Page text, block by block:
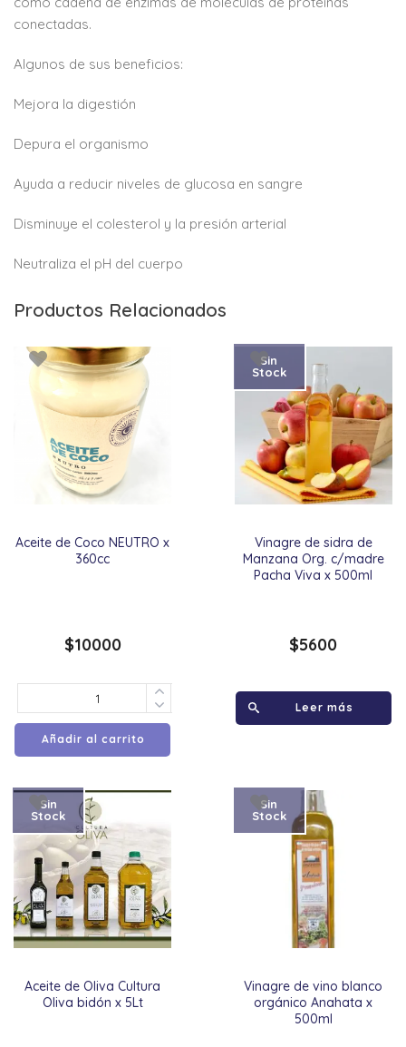
conectadas.
Algunos de sus beneficios:
Mejora la digestión
Depura el organismo
Ayuda a reducir niveles de glucosa en sangre
Disminuye el colesterol y la presión arterial
Neutraliza el pH del cuerpo
Productos Relacionados
Aceite de Coco NEUTRO x
360cc
$10000
Añadir al carrito
Vinagre de sidra de
Manzana Org. c/madre
Pacha Viva x 500ml
Sin
Stock
$5600
Leer más
Aceite de Oliva Cultura
Oliva bidón x 5Lt
Sin
Stock
Vinagre de vino blanco
orgánico Anahata x
500ml
Sin
Stock